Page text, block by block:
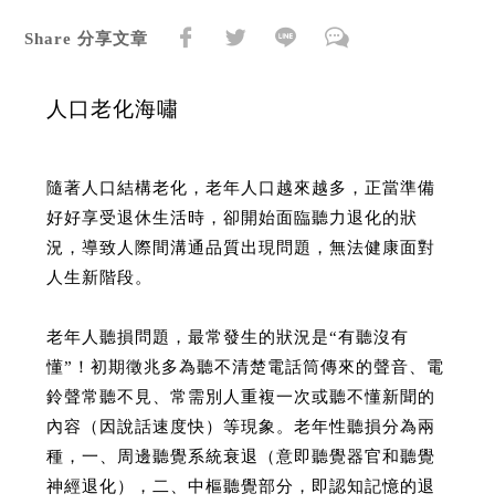
Share 分享文章
人口老化海嘯
隨著人口結構老化，老年人口越來越多，正當準備
好好享受退休生活時，卻開始面臨聽力退化的狀
況，導致人際間溝通品質出現問題，無法健康面對
人生新階段。
老年人聽損問題，最常發生的狀況是“有聽沒有
懂”！初期徵兆多為聽不清楚電話筒傳來的聲音、電
鈴聲常聽不見、常需別人重複一次或聽不懂新聞的
內容（因說話速度快）等現象。老年性聽損分為兩
種，一、周邊聽覺系統衰退（意即聽覺器官和聽覺
神經退化），二、中樞聽覺部分，即認知記憶的退